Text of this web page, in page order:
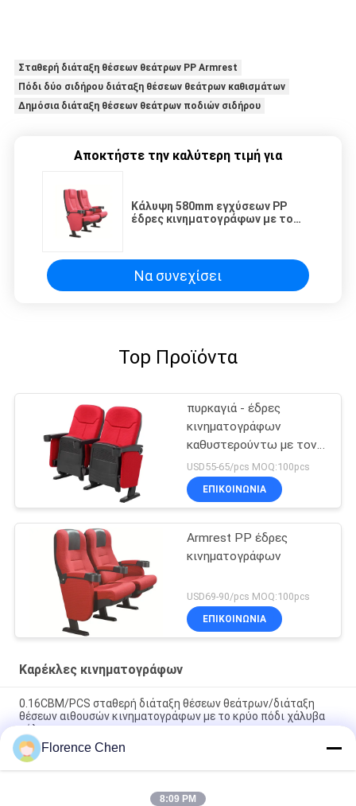
Σταθερή διάταξη θέσεων θεάτρων PP Armrest
Πόδι δύο σιδήρου διάταξη θέσεων θεάτρων καθισμάτων
Δημόσια διάταξη θέσεων θεάτρων ποδιών σιδήρου
Αποκτήστε την καλύτερη τιμή για
Κάλυψη 580mm εγχύσεων PP
έδρες κινηματογράφων με το
Να συνεχίσει
Top Προϊόντα
πυρκαγιά - έδρες
κινηματογράφων
καθυστερούντω με τον
κάτοχο φλυτζανιών
USD55-65/pcs MOQ:100pcs
ΕΠΙΚΟΙΝΩΝΊΑ
Armrest PP έδρες
κινηματογράφων
USD69-90/pcs MOQ:100pcs
ΕΠΙΚΟΙΝΩΝΊΑ
Καρέκλες κινηματογράφων
0.16CBM/PCS σταθερή διάταξη θέσεων θεάτρων/διάταξη
θέσεων αιθουσών κινηματογράφων με το κρύο πόδι χάλυβα
ρόλων
Ο εργονομικός κινηματογράφος έγκρισης σχεδίου ISO
προεδρεύει του πατώματος - που τοποθετείται
Florence Chen
8:09 PM